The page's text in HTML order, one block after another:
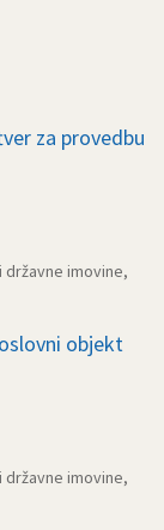
za provedbu
imovine,
objekt
imovine,